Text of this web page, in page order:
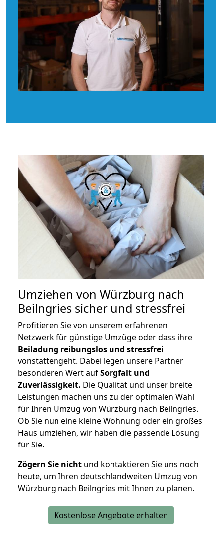
Umziehen von Würzburg nach
Beilngries sicher und stressfrei
Profitieren Sie von unserem erfahrenen
Netzwerk für günstige Umzüge oder dass ihre
Beiladung reibungslos und stressfrei
vonstattengeht. Dabei legen unsere Partner
besonderen Wert aufSorgfalt und
Zuverlässigkeit. Die Qualität und unser breite
Leistungen machen uns zu der optimalen Wahl
für Ihren Umzug von Würzburg nach Beilngries.
Ob Sie nun eine kleine Wohnung oder ein großes
Haus umziehen, wir haben die passende Lösung
für Sie.
Zögern Sie nicht und kontaktieren Sie uns noch
heute, um Ihren deutschlandweiten Umzug von
Würzburg nach Beilngries mit Ihnen zu planen.
Kostenlose Angebote erhalten